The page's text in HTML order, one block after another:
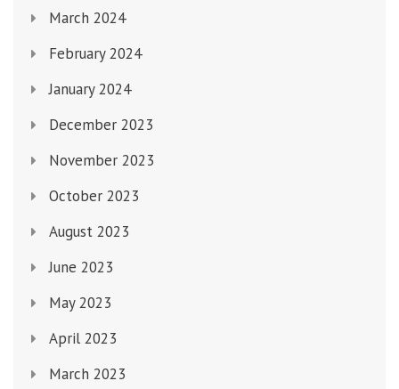
March 2024
February 2024
January 2024
December 2023
November 2023
October 2023
August 2023
June 2023
May 2023
April 2023
March 2023